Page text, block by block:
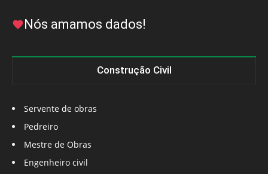
Nós amamos dados!
Construção Civil
Servente de obras
Pedreiro
Mestre de Obras
Engenheiro civil